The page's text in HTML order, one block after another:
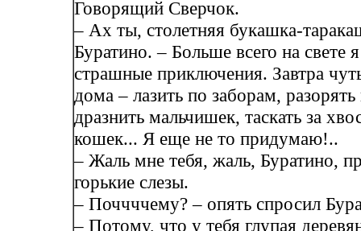
Говорящий Сверчок.
– Ах ты, столетняя букашка-
Буратино. – Больше всего на свете
страшные приключения. Завтра
дома – лазить по заборам, разорять
дразнить мальчишек, таскать за
кошек... Я еще не то придумаю!..
– Жаль мне тебя, жаль, Буратино,
горькие слезы.
– Поччччему? – опять спросил
– Потому, что у тебя глупая